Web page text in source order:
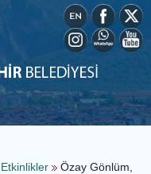
Özay Gönlüm,